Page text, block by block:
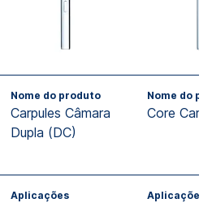
Nome do produto
Carpules Câmara
Dupla (DC)
Nome do
Core
Aplicações Aplicações